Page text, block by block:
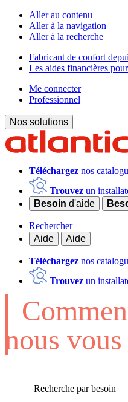
Aller au contenu
Aller à la navigation
Aller à la recherche
Fabricant de confort
Les aides financières
Me connecter
Professionnel
Nos solutions
Téléchargez nos
Trouvez un
Besoin d'aide
Rechercher
Aide
Aide
Téléchargez nos
Trouvez un
nous
Recherche par besoin